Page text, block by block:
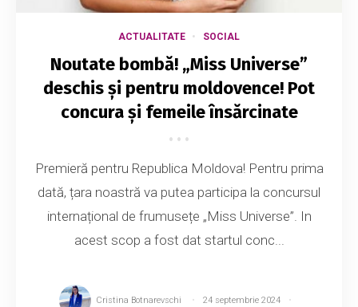
ACTUALITATE SOCIAL
Noutate bombă! „Miss Universe”
deschis și pentru moldovence! Pot
concura și femeile însărcinate
Premieră pentru Republica Moldova! Pentru prima
dată, țara noastră va putea participa la concursul
internațional de frumusețe „Miss Universe”. In
acest scop a fost dat startul conc...
Cristina Botnarevschi 24 septembrie 2024